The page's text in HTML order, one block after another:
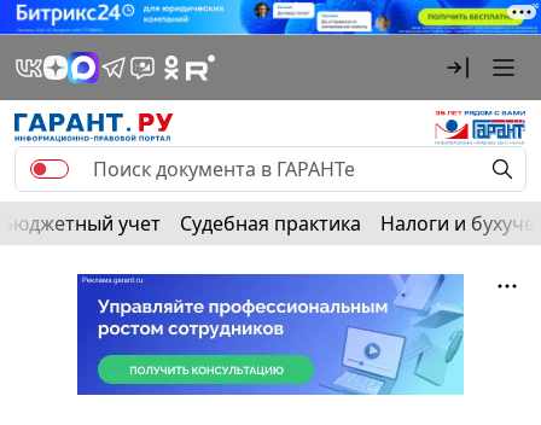
Бюджетный учет Судебная практика Налоги и